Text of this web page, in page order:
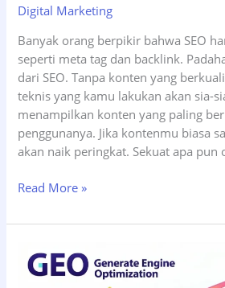
Digital Marketing
Banyak orang berpikir bahwa SEO
seperti meta tag dan backlink.
dari SEO. Tanpa konten yang
teknis yang kamu lakukan akan sia-
menampilkan konten yang paling
penggunanya. Jika kontenmu biasa
akan naik peringkat. Sekuat apa pun
7
Konten
untuk
Mendominasi
Read More »